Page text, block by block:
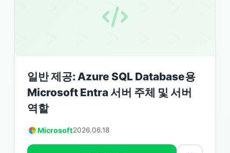
일반 제공: Azure SQL Database용
Microsoft Entra 서버 주체 및 서버
역할
Microsoft2026.06.18